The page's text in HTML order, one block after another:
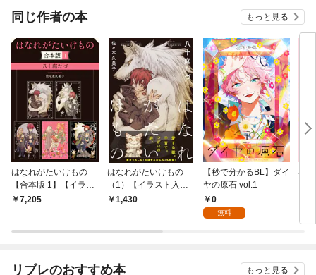
同じ作者の本 もっと見る
はなれがたいけもの
【合本版 1】【イラス
ト入り】
7,205
はなれがたいけもの
（1）【イラスト入
り】1,430
【秒で分かるBL】ダイ
ヤの原石 vol.1
0
無料
小
リブレのおすすめ本 もっと見る